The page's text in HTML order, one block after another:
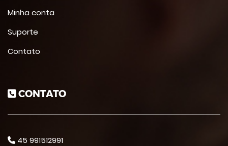
Minha conta
Suporte
Contato
CONTATO
45 991512991